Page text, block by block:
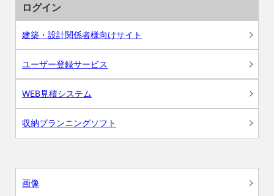
ログイン
建築・設計関係者様向けサイト
ユーザー登録サービス
WEB見積システム
収納プランニングソフト
画像